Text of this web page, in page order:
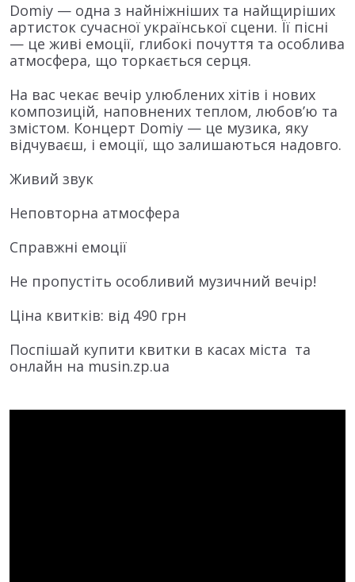
Domiy — одна з найніжніших та найщиріших
артисток сучасної української сцени. Її пісні
— це живі емоції, глибокі почуття та особлива
атмосфера, що торкається серця.
На вас чекає вечір улюблених хітів і нових
композицій, наповнених теплом, любов’ю та
змістом. Концерт Domiy — це музика, яку
відчуваєш, і емоції, що залишаються надовго.
Живий звук
Неповторна атмосфера
Справжні емоції
Не пропустіть особливий музичний вечір!
Ціна квитків: від 490 грн
Поспішай купити квитки в касах міста та
онлайн на musin.zp.ua